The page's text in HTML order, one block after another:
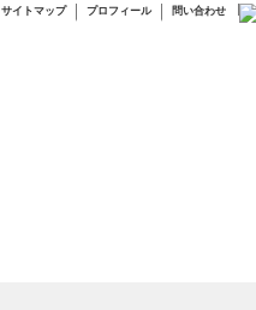
サイトマップ プロフィール 問い合わせ